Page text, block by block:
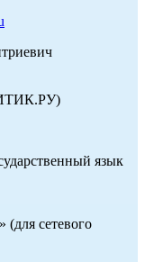
язык
(для сетевого